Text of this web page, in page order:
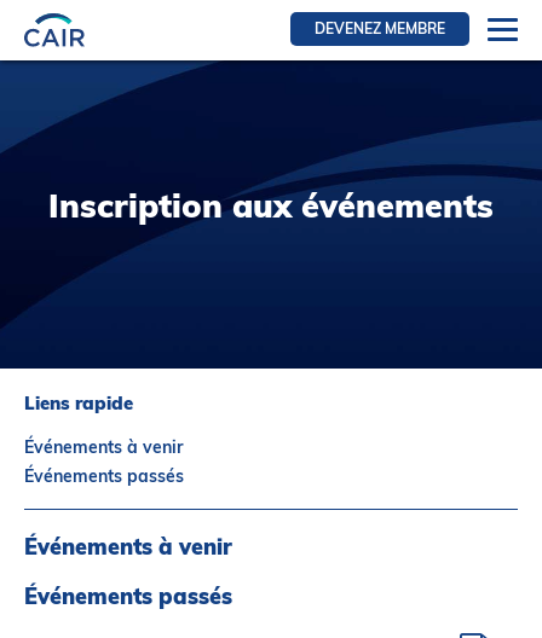
DEVENEZ MEMBRE
Se connecter
Ressources pour les membres
RFE Section
Ressources pour les patients
Contact
À Propos
Partenaires
Introduction à la RI
Inscription aux événements
Liens rapide
Événements à venir
Événements passés
Événements à venir
Événements passés